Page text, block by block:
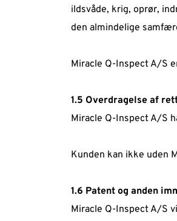
ildsvåde, krig, oprør,
den almindelige
Miracle Q-Inspect A/S
1.5 Overdragelse af
Miracle Q-Inspect A/S
Kunden kan ikke uden
1.6 Patent og anden
Miracle Q-Inspect A/S